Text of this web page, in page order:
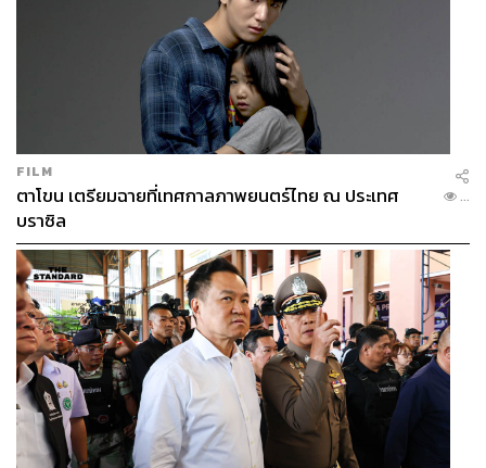
FILM
ตาโขน เตรียมฉายที่เทศกาลภาพยนตร์ไทย ณ ประเทศ
บราซิล
...